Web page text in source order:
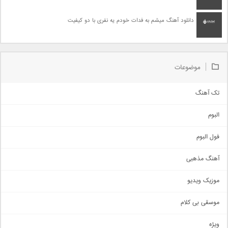
دانلود آهنگ میشم به فدات خودم یه نفری با دو کیفیت
موضوعات
تک آهنگ
اجتماعی
حماسی
سنتی
اهنگ بندرعباسی
دمو
البوم
فول البوم
آهنگ مذهبی
موزیک ویدیو
موسقی بی کلام
ویژه